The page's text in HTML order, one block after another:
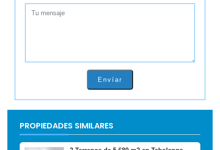
Envíar
PROPIEDADES SIMILARES